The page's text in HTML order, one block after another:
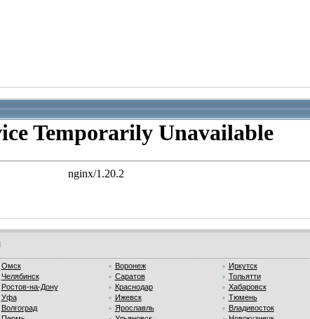
Омск
Челябинск
Ростов-на-Дону
Уфа
Волгоград
Воронеж
Саратов
Краснодар
Ижевск
Ярославль
Иркутск
Тольятти
Хабаровск
Тюмень
Владивосток